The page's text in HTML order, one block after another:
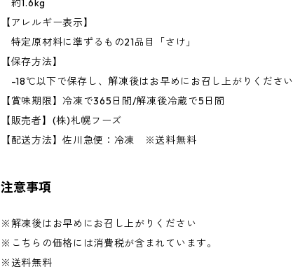
約1.6kg
【アレルギー表示】
特定原材料に準ずるもの21品目「さけ」
【保存方法】
-18℃以下で保存し、解凍後はお早めにお召し上がりください
【賞味期限】冷凍で365日間/解凍後冷蔵で5日間
【販売者】(株)札幌フーズ
【配送方法】佐川急便：冷凍 ※送料無料
注意事項
※解凍後はお早めにお召し上がりください
※こちらの価格には消費税が含まれています。
※送料無料